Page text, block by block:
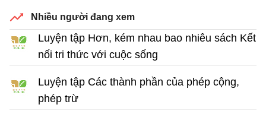
Nhiều người đang xem
Luyện tập Hơn, kém nhau bao nhiêu sách Kết
nối tri thức với cuộc sống
Luyện tập Các thành phần của phép cộng,
phép trừ